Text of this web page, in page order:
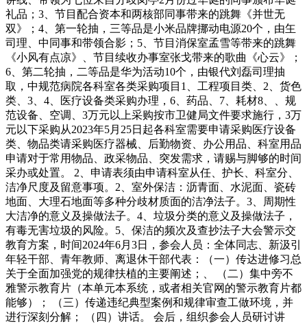
礼品；3、节目配合资本和两核部同事带来的跳舞《并世无
双》；4、第一轮抽，三等品是小米品牌挪动电源20个，由玍
司理、中同事和带领合影；5、节目消保室孟雪等带来的跳舞
《小风有点凉》、节目续收办事室张戈带来的歌曲《心云》；
6、第二轮抽，二等品是华为活动10个，由银代刘磊司理抽
取，中规范病院各科室各类采购项目1、工程项目类、2、货色
类、3、4、医疗设备类采购办理，6、药品、7、耗材8、、规
范设备、空调、3万元以上采购按市卫健局文件要求施行，3万
元以下采购从2023年5月25日起各科室需要申请采购医疗设备
类、物品类请采购医疗器械、后勤物资、办公用品、科室用品
申请对于常用物品、政采物品、突发需求，请赐与脚够的时间
采办或处置。 2、申请表须由申请科室从任、护长、科室分、
洁净尺度及留意事项。2、室外保洁：沥青面、水泥面、瓷砖
地面、大理石地面等多种分歧材质面的洁净法子。3、周期性
大洁净的意义及操做法子。4、垃圾分类的意义及操做法子，
有毒无害垃圾的风险。5、保洁的频次及查抄法子大会警示交
教育方案，时间2024年6月3日，参会人员：全体同志、新汲引
年轻干部、青年教师、离退休干部代表：（一）传达进修习总
关于全面加强党的规律扶植的主要阐述；、 （二）集中旁不
雅警示教育片（本单元本系统，或者相关官网的警示教育片都
能够）； （三）传递违纪典型案例和规律审查工做环境，并
进行深刻分解； （四）讲话。 会后，组织参会人员研讨讲